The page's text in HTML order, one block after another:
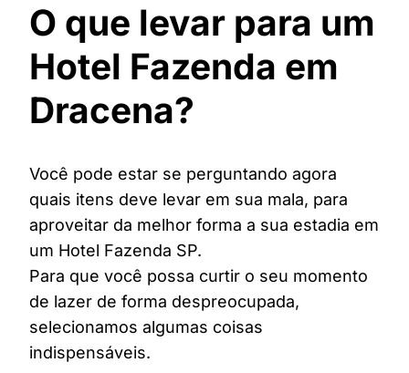
O que levar para um
Hotel Fazenda em
Dracena?
Você pode estar se perguntando agora
quais itens deve levar em sua mala, para
aproveitar da melhor forma a sua estadia em
um Hotel Fazenda SP.
Para que você possa curtir o seu momento
de lazer de forma despreocupada,
selecionamos algumas coisas
indispensáveis.